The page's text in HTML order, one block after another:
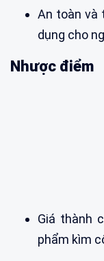
An toàn và
dụng cho
Nhược điểm
Giá thành
phẩm kìm